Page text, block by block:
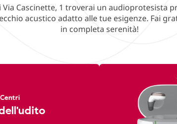
Cascinette, 1 troverai un audioprotesista
acustico adatto alle tue esigenze. Fai
in completa serenità!